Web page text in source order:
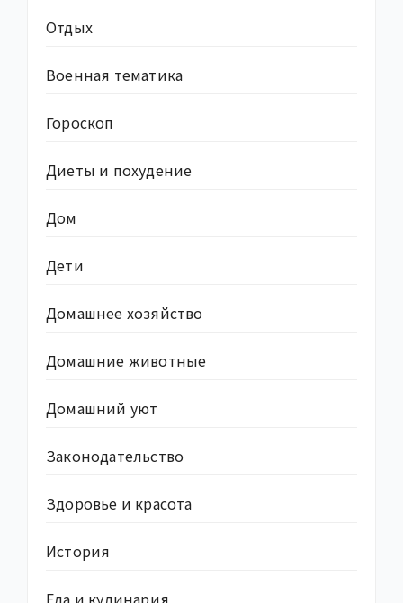
Отдых
Военная тематика
Гороскоп
Диеты и похудение
Дом
Дети
Домашнее хозяйство
Домашние животные
Домашний уют
Законодательство
Здоровье и красота
История
Еда и кулинария